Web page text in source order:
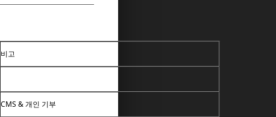
비고
CMS & 개인 기부